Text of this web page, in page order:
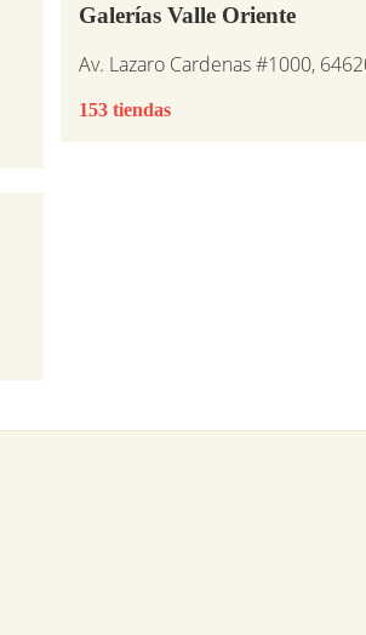
Galerías Valle Oriente
Av. Lazaro Cardenas #1000,
153 tiendas